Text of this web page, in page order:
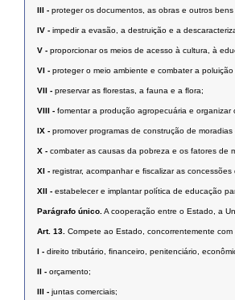
III - proteger os documentos, as obras e outros
IV - impedir a evasão, a destruição e a
V - proporcionar os meios de acesso à cultura, à
VI - proteger o meio ambiente e combater a
VII - preservar as ﬂorestas, a fauna e a ﬂora;
VIII - fomentar a produção agropecuária e organizar
IX - promover programas de construção de
X - combater as causas da pobreza e os fatores de
XI - registrar, acompanhar e ﬁscalizar as
XII - estabelecer e implantar política de educação
Parágrafo único. A cooperação entre o Estado, a
Art. 13. Compete ao Estado, concorrentemente com
I - direito tributário, ﬁnanceiro, penitenciário,
II - orçamento;
III - juntas comerciais;